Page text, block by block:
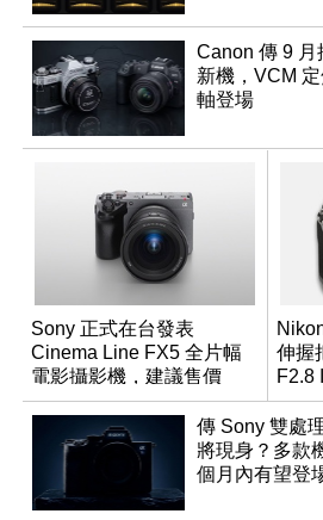
Canon 傳 9
新機，VCM
軸登場
Sony 正式在台發表
Cinema Line FX5 全片幅
電影攝影機，建議售價
NT$144,980
伸握
F2.8
傳 Sony 雙處
將現身？多款
個月內有望登